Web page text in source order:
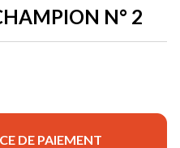
N° 2
DE PAIEMENT